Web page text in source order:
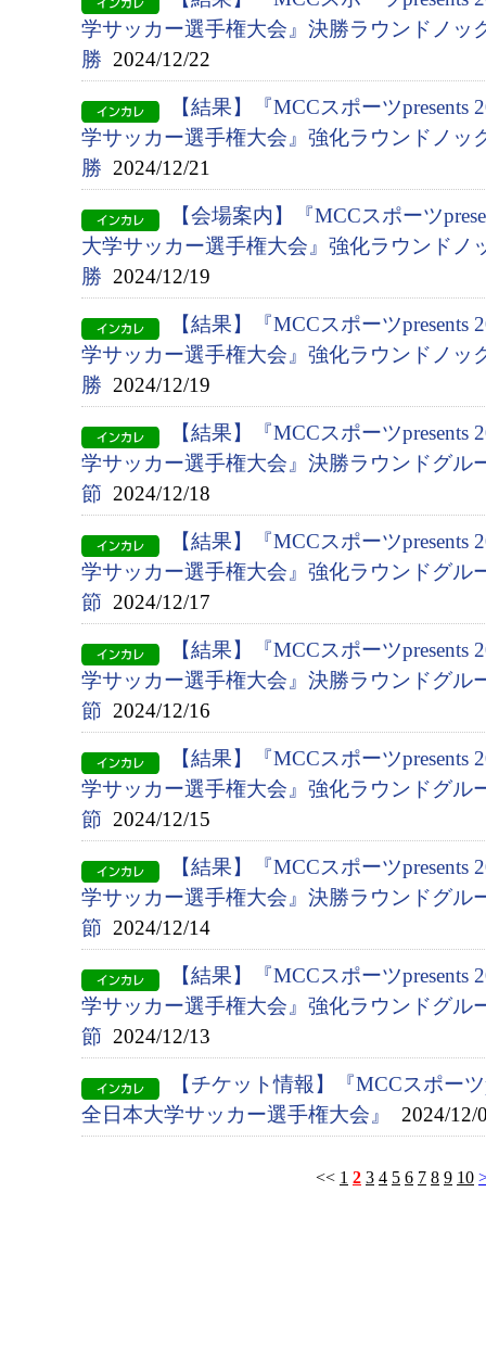
学サッカー選手権大会』決勝ラウンドノッ
勝 2024/12/22
【結果】『MCCスポーツ
学サッカー選手権大会』強化ラウンドノッ
勝 2024/12/21
【会場案内】『MCCスポーツ
大学サッカー選手権大会』強化ラウンドノ
勝 2024/12/19
【結果】『MCCスポーツ
学サッカー選手権大会』強化ラウンドノッ
勝 2024/12/19
【結果】『MCCスポーツ
学サッカー選手権大会』決勝ラウンドグル
節 2024/12/18
【結果】『MCCスポーツ
学サッカー選手権大会』強化ラウンドグル
節 2024/12/17
【結果】『MCCスポーツ
学サッカー選手権大会』決勝ラウンドグル
節 2024/12/16
【結果】『MCCスポーツ
学サッカー選手権大会』強化ラウンドグル
節 2024/12/15
【結果】『MCCスポーツ
学サッカー選手権大会』決勝ラウンドグル
節 2024/12/14
【結果】『MCCスポーツ
学サッカー選手権大会』強化ラウンドグル
節 2024/12/13
【チケット情報】『MCCスポー
全日本大学サッカー選手権大会』
2024/12/
<< 1 2 3 4 5 6 7 8 9 10